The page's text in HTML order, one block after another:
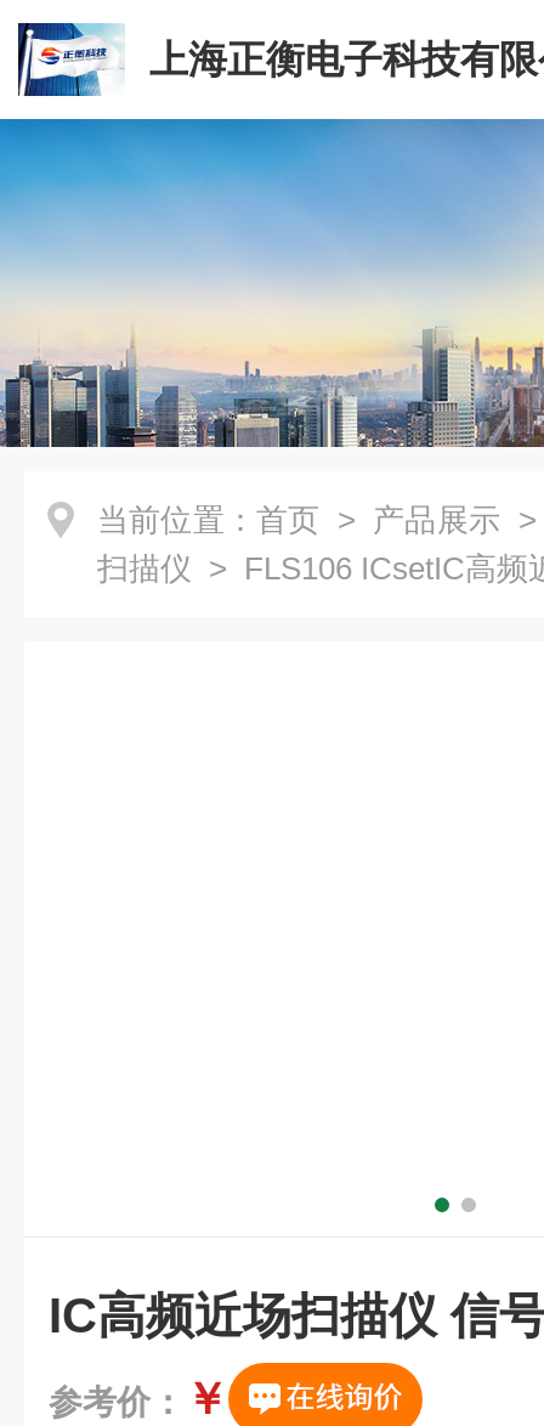
上海正衡电子科技有
当前位置： 首页 > 产品展示
扫描仪 > FLS106 ICsetIC高频
IC高频近场扫描仪 信
参考价： ￥